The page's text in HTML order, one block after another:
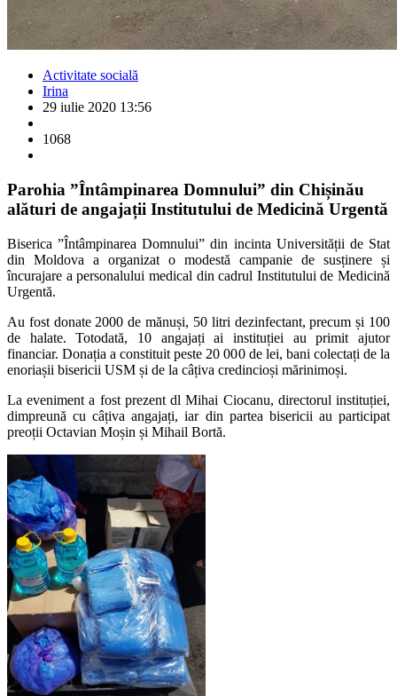
Activitate socială
Irina
29 iulie 2020 13:56
1068
Parohia ”Întâmpinarea Domnului” din Chișinău
alături de angajații Institutului de Medicină Urgentă
Biserica ”Întâmpinarea Domnului” din incinta Universității de Stat
din Moldova a organizat o modestă campanie de susținere și
încurajare a personalului medical din cadrul Institutului de Medicină
Urgentă.
Au fost donate 2000 de mănuși, 50 litri dezinfectant, precum și 100
de halate. Totodată, 10 angajați ai instituției au primit ajutor
financiar. Donația a constituit peste 20 000 de lei, bani colectați de la
enoriașii bisericii USM și de la câțiva credincioși mărinimoși.
La eveniment a fost prezent dl Mihai Ciocanu, directorul instituției,
dimpreună cu câțiva angajați, iar din partea bisericii au participat
preoții Octavian Moșin și Mihail Bortă.